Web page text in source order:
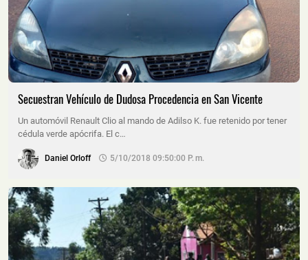
Secuestran Vehículo de Dudosa Procedencia en San Vicente
Un automóvil Renault Clio al mando de Adilso K. fue retenido por tener
cédula verde apócrifa. El c…
Daniel Orloff 5/10/2018 09:50:00 P. M.